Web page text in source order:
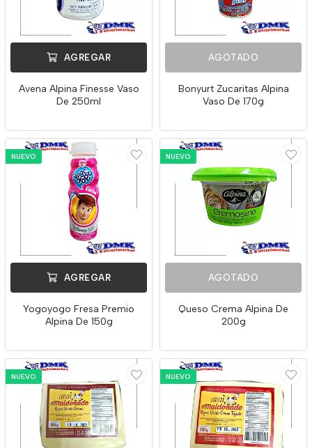
AGREGAR
Avena Alpina Finesse Vaso
De 250ml
AGOTADO
Bonyurt Zucaritas Alpina
Vaso De 170g
NUEVO
AGREGAR
Yogoyogo Fresa Premio
Alpina De 150g
NUEVO
AGOTADO
Queso Crema Alpina De
200g
NUEVO NUEVO